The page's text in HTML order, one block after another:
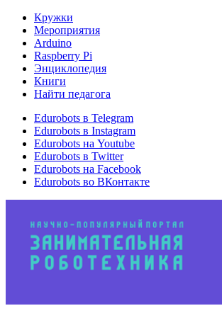
Кружки
Мероприятия
Arduino
Raspberry Pi
Энциклопедия
Книги
Найти педагога
Edurobots в Telegram
Edurobots в Instagram
Edurobots на Youtube
Edurobots в Twitter
Edurobots на Facebook
Edurobots во ВКонтакте